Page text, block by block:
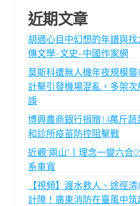
近期文章
胡適心目中幻想的年譜與
傳文學–文史–中國作家網
莫斯科遭無人機年夜規模襲
計擊引發機場混亂，多架
誤
博興農商銀行捐贈1.4萬斤
和診所疫苗防控阻擊戰
近觀“兩山”丨理念一變六合
系車寬
【視頻】渡水救人、途徑清
計障！廣東消防在臺風中筑